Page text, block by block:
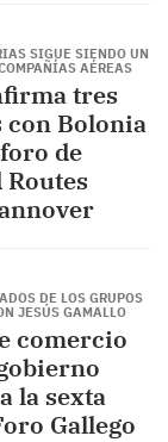
SIGUE SIENDO UN
AÉREAS
tres
con Bolonia
de
DE LOS GRUPOS
JESÚS GAMALLO
comercio
la sexta
Gallego